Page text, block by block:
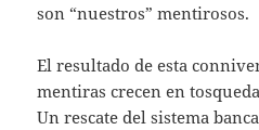
son “nuestros” mentirosos.
El resultado de esta
mentiras crecen en
Un rescate del sistema